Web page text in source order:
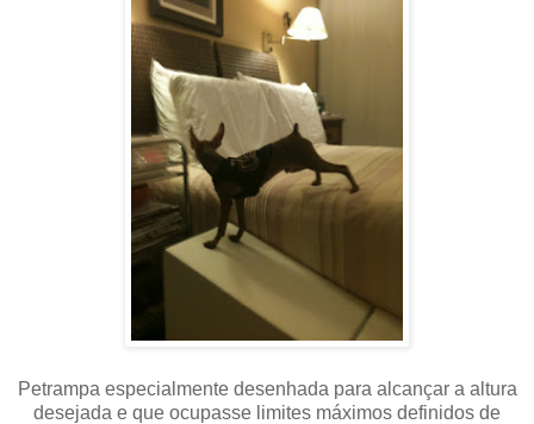
Petrampa especialmente desenhada para alcançar a altura
desejada e que ocupasse limites máximos definidos de